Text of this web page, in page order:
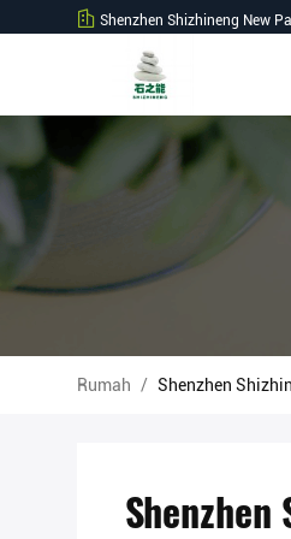
Shenzhen Shizhineng New
Rumah / Shenzhen